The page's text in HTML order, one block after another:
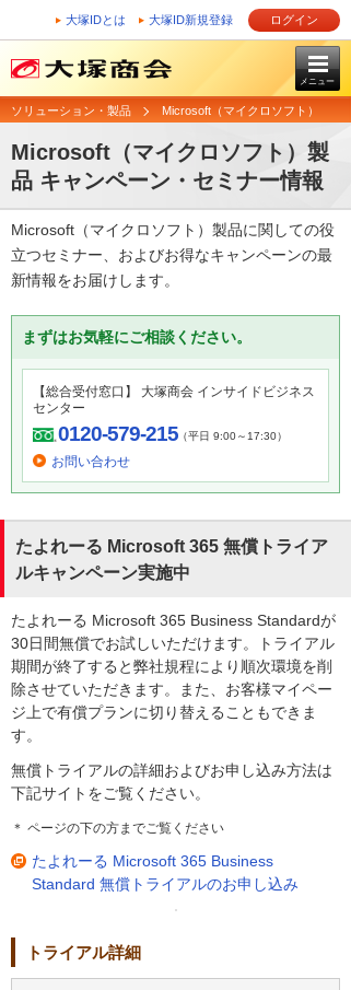
大塚IDとは 大塚ID新規登録 ログイン
メニュー
ソリューション・製品 Microsoft（マイクロソフト）
Microsoft（マイクロソフト）製
品 キャンペーン・セミナー情報
Microsoft（マイクロソフト）製品に関しての役
立つセミナー、およびお得なキャンペーンの最
新情報をお届けします。
まずはお気軽にご相談ください。
【総合受付窓口】 大塚商会 インサイドビジネス
センター
0120-579-215（平日 9:00～17:30）
お問い合わせ
たよれーる Microsoft 365 無償トライア
ルキャンペーン実施中
たよれーる Microsoft 365 Business Standardが
30日間無償でお試しいただけます。トライアル
期間が終了すると弊社規程により順次環境を削
除させていただきます。また、お客様マイペー
ジ上で有償プランに切り替えることもできま
す。
無償トライアルの詳細およびお申し込み方法は
下記サイトをご覧ください。
＊ ページの下の方までご覧ください
たよれーる Microsoft 365 Business
Standard 無償トライアルのお申し込み
トライアル詳細